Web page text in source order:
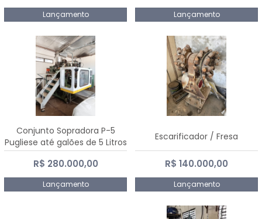
Lançamento Lançamento
Conjunto Sopradora P-5
Pugliese até galões de 5 Litros
R$ 280.000,00
Lançamento
Escarificador / Fresa
R$ 140.000,00
Lançamento